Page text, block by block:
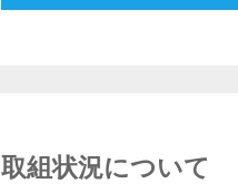
取組状況について